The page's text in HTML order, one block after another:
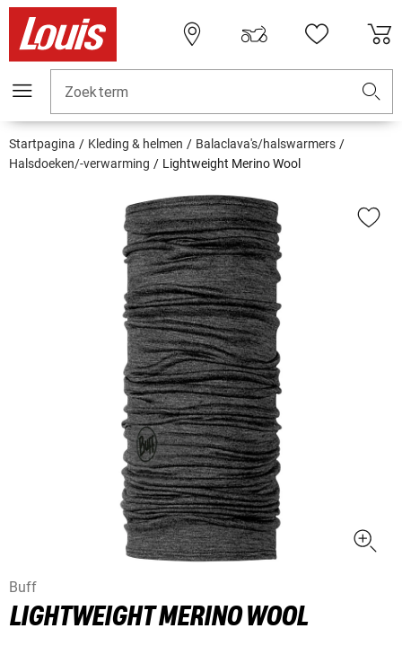
Zoekterm
Startpagina Kleding & helmen
Balaclava's/halswarmers
Halsdoeken/-verwarming
Lightweight Merino Wool
Buff
LIGHTWEIGHT MERINO WOOL